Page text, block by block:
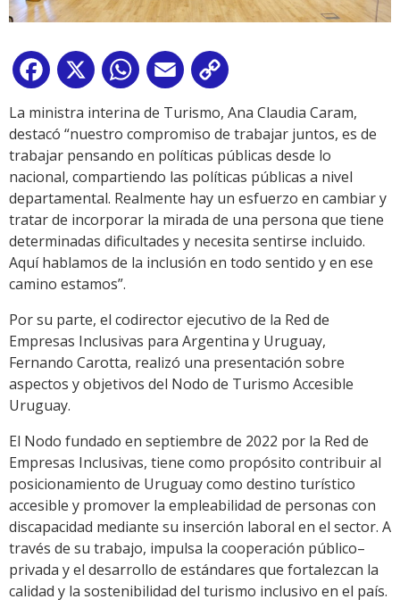
Facebook
X WhatsApp
Email
Link
La ministra interina de Turismo, Ana Claudia Caram,
destacó “nuestro compromiso de trabajar juntos, es de
trabajar pensando en políticas públicas desde lo
nacional, compartiendo las políticas públicas a nivel
departamental. Realmente hay un esfuerzo en cambiar y
tratar de incorporar la mirada de una persona que tiene
determinadas dificultades y necesita sentirse incluido.
Aquí hablamos de la inclusión en todo sentido y en ese
camino estamos”.
Por su parte, el codirector ejecutivo de la Red de
Empresas Inclusivas para Argentina y Uruguay,
Fernando Carotta, realizó una presentación sobre
aspectos y objetivos del Nodo de Turismo Accesible
Uruguay.
El Nodo fundado en septiembre de 2022 por la Red de
Empresas Inclusivas, tiene como propósito contribuir al
posicionamiento de Uruguay como destino turístico
accesible y promover la empleabilidad de personas con
discapacidad mediante su inserción laboral en el sector. A
través de su trabajo, impulsa la cooperación público–
privada y el desarrollo de estándares que fortalezcan la
calidad y la sostenibilidad del turismo inclusivo en el país.